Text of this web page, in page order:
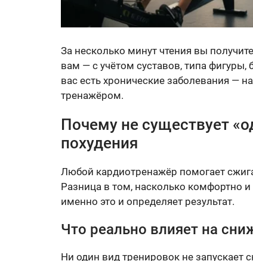
За несколько минут чтения вы
вам — с учётом суставов, типа
вас есть хронические заболевания —
тренажёром.
Почему не существует
похудения
Любой кардиотренажёр помогает
Разница в том, насколько комфортно
именно это и определяет результат.
Что реально влияет на
Ни один вид тренировок не запускает